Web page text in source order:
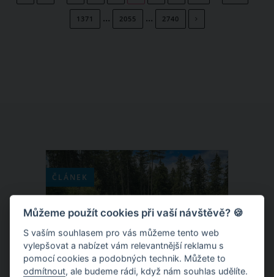
1371 … 2055 … 2740
ČLÁNEK
Můžeme použít cookies při vaší návštěvě? 🍪
S vaším souhlasem pro vás můžeme tento web
vylepšovat a nabízet vám relevantnější reklamu s
pomocí cookies a podobných technik. Můžete to
odmítnout, ale budeme rádi, když nám souhlas udělíte.